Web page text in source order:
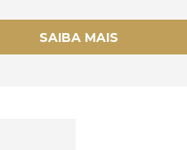
SAIBA MAIS